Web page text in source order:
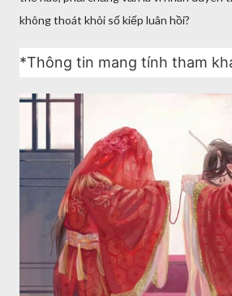
không thoát khỏi số kiếp luân hồi?
*Thông tin mang tính tham